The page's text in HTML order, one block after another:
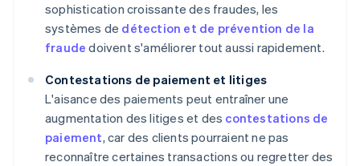
sophistication croissante des fraudes, les
systèmes de détection et de prévention de la
fraude doivent s'améliorer tout aussi rapidement.
Contestations de paiement et litiges
L'aisance des paiements peut entraîner une
augmentation des litiges et des contestations de
paiement, car des clients pourraient ne pas
reconnaître certaines transactions ou regretter des